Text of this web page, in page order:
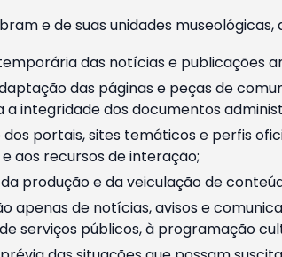
e de suas unidades
das notícias e publicações
das páginas e peças de
a integridade dos documentos
portais, sites temáticos e perfis
aos recursos de interação;
produção e da veiculação de
apenas de notícias, avisos e
serviços públicos, à programação